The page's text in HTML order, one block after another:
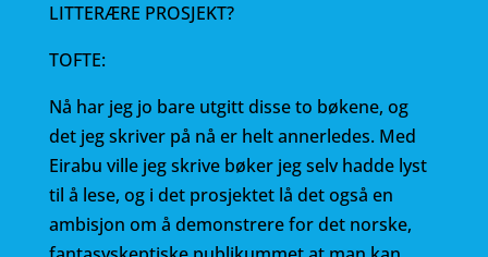
LITTERÆRE PROSJEKT?
TOFTE:
Nå har jeg jo bare utgitt disse to bøkene, og
det jeg skriver på nå er helt annerledes. Med
Eirabu ville jeg skrive bøker jeg selv hadde lyst
til å lese, og i det prosjektet lå det også en
ambisjon om å demonstrere for det norske,